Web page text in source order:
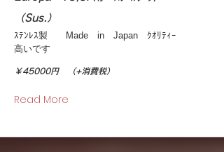
（Sus.）
ｽﾃﾝﾚｽ製 Made in Japan ｸｵﾘﾃｨｰ
高いです
￥45000円 （+消費税）
Read More